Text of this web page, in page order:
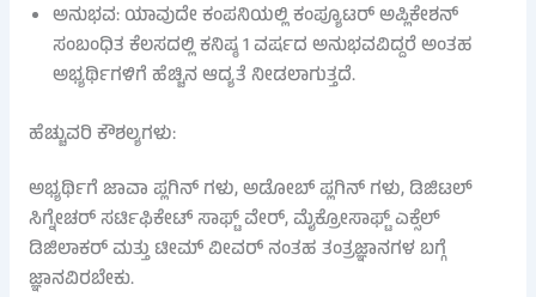
ಅನುಭವ: ಯಾವುದೇ ಕಂಪನಿಯಲ್ಲಿ ಕಂಪ್ಯೂಟರ್ ಅಪ್ಲಿಕೇಶನ್
ಸಂಬಂಧಿತ ಕೆಲಸದಲ್ಲಿ ಕನಿಷ್ಠ 1 ವರ್ಷದ ಅನುಭವವಿದ್ದರೆ ಅಂತಹ
ಅಭ್ಯರ್ಥಿಗಳಿಗೆ ಹೆಚ್ಚಿನ ಆದ್ಯತೆ ನೀಡಲಾಗುತ್ತದೆ.
ಹೆಚ್ಚುವರಿ ಕೌಶಲ್ಯಗಳು:
ಅಭ್ಯರ್ಥಿಗೆ ಜಾವಾ ಪ್ಲಗಿನ್ ಗಳು, ಅಡೋಬ್ ಪ್ಲಗಿನ್ ಗಳು, ಡಿಜಿಟಲ್
ಸಿಗ್ನೇಚರ್ ಸರ್ಟಿಫಿಕೇಟ್ ಸಾಫ್ಟ್ ವೇರ್, ಮೈಕ್ರೋಸಾಫ್ಟ್ ಎಕ್ಸೆಲ್
ಡಿಜಿಲಾಕರ್ ಮತ್ತು ಟೀಮ್ ವೀವರ್ ನಂತಹ ತಂತ್ರಜ್ಞಾನಗಳ ಬಗ್ಗೆ
ಜ್ಞಾನವಿರಬೇಕು.